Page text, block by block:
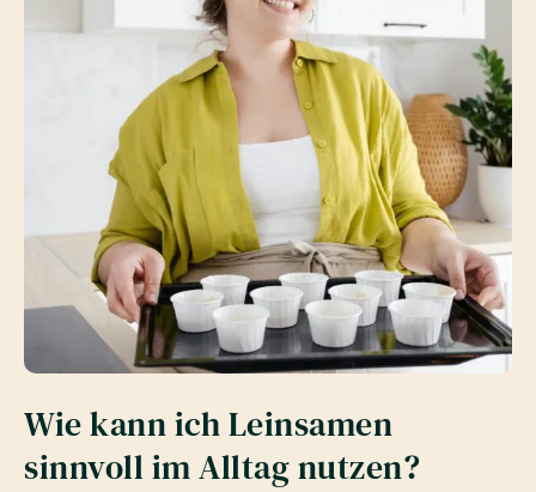
Wie kann ich Leinsamen
sinnvoll im Alltag nutzen?